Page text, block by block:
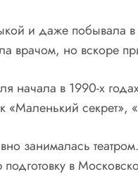
и даже побывала
врачом, но вскоре
начала в 1990-х
«Маленький
занималась
в